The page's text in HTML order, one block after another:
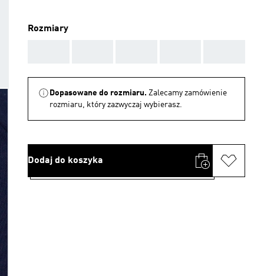
Rozmiary
Dopasowane do rozmiaru. Zalecamy zamówienie
rozmiaru, który zazwyczaj wybierasz.
Dodaj do koszyka